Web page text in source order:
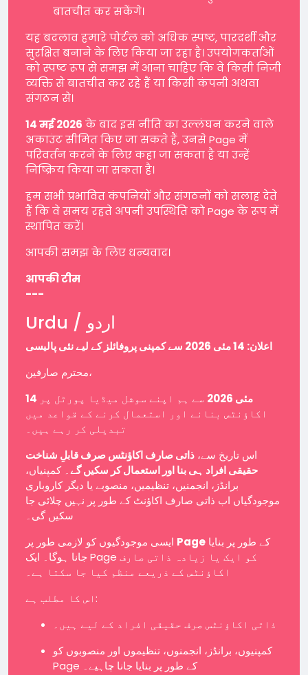
बातचीत कर सकेंगे।
यह बदलाव हमारे पोर्टल को अधिक स्पष्ट, पारदर्शी और
सुरक्षित बनाने के लिए किया जा रहा है। उपयोगकर्ताओं
को स्पष्ट रूप से समझ में आना चाहिए कि वे किसी निजी
व्यक्ति से बातचीत कर रहे हैं या किसी कंपनी अथवा
संगठन से।
14 मई 2026 के बाद इस नीति का उल्लंघन करने वाले
अकाउंट सीमित किए जा सकते हैं, उनसे Page में
परिवर्तन करने के लिए कहा जा सकता है या उन्हें
निष्क्रिय किया जा सकता है।
हम सभी प्रभावित कंपनियों और संगठनों को सलाह देते
हैं कि वे समय रहते अपनी उपस्थिति को Page के रूप में
स्थापित करें।
आपकी समझ के लिए धन्यवाद।
आपकी टीम
---
Urdu / اردو
اعلان: 14 مئی 2026 سے کمپنی پروفائلز کے لیے نئی پالیسی
محترم صارفین،
14 مئی 2026
سے ہم اپنے سوشل میڈیا پورٹل پر
اکاؤنٹس بنانے اور استعمال کرنے کے قواعد میں
تبدیلی کر رہے ہیں۔
اس تاریخ سے، ذاتی صارف اکاؤنٹس صرف قابلِ شناخت
حقیقی افراد ہی بنا اور استعمال کر سکیں گے۔ کمپنیاں،
برانڈز، انجمنیں، تنظیمیں، منصوبے یا دیگر کاروباری
موجودگیاں اب ذاتی صارف اکاؤنٹ کے طور پر نہیں چلائی جا
سکیں گی۔
Page
جانا ہوگا۔ ایک Page کو ایک یا زیادہ ذاتی صارف
اکاؤنٹس کے ذریعے منظم کیا جا سکتا ہے۔
اس کا مطلب ہے:
ذاتی اکاؤنٹس صرف حقیقی افراد کے لیے ہیں۔
کمپنیوں، برانڈز، انجمنوں، تنظیموں اور منصوبوں کو
Page کے طور پر بنایا جانا چاہیے۔